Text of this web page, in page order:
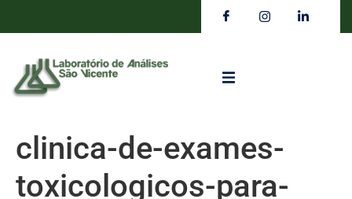
clinica-de-exames-
toxicologicos-para-